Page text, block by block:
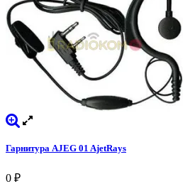
Гарнитура AJEG 01 AjetRays
0 ₽